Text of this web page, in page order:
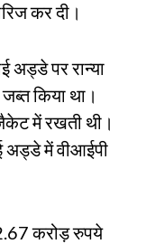
कर दी।
अड्डे पर रान्या
किया था।
में रखती थी।
अड्डे में वीआईपी
करोड़ रुपये